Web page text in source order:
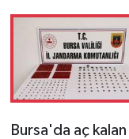
Bursa'da aç
GENEL
GÜNDEM